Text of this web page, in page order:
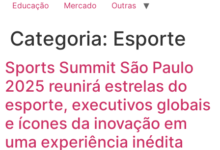
Educação
Mercado Outras
Categoria: Esporte
Sports Summit São Paulo
2025 reunirá estrelas do
esporte, executivos globais
e ícones da inovação em
uma experiência inédita